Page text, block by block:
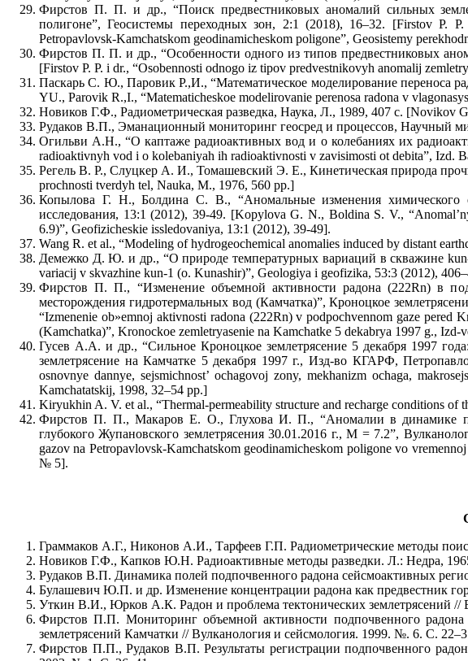
Фирстов П. П. и др., “Поиск предвестниковых аномалий сильных
полигоне”, Геосистемы переходных зон, 2:1 (2018), 16–32. [Firstov P.
Petropavlovsk-Kamchatskom geodinamicheskom poligone”, Geosistemy
Фирстов П. П. и др., “Особенности одного из типов предвестниковых
[Firstov P. P. i dr., “Osobennosti odnogo iz tipov predvestnikovyh anomalij
Паскарь С. Ю., Паровик Р.,И., “Математическое моделирование переноса
YU., Parovik R.,I., “Matematicheskoe modelirovanie perenosa radona v
Новиков Г.Ф., Радиометрическая разведка, Наука, Л., 1989, 407 с. [Novikov
Рудаков В.П., Эманационный мониторинг геосред и процессов, Научный
Огильви А.Н., “О каптаже радиоактивных вод и о колебаниях их
radioaktivnyh vod i o kolebaniyah ih radioaktivnosti v zavisimosti ot debita”, Izd.
Регель В. Р., Слуцкер А. И., Томашевский Э. Е., Кинетическая природа
prochnosti tverdyh tel, Nauka, M., 1976, 560 pp.]
Копылова Г. Н., Болдина С. В., “Аномальные изменения химического
исследования, 13:1 (2012), 39-49. [Kopylova G. N., Boldina S. V.,
6.9)”, Geofizicheskie issledovaniya, 13:1 (2012), 39-49].
Wang R. et al., “Modeling of hydrogeochemical anomalies induced by distant
Демежко Д. Ю. и др., “О природе температурных вариаций в скважине
variacij v skvazhine kun-1 (o. Kunashir)”, Geologiya i geofizika, 53:3 (2012),
Фирстов П. П., “Изменение объемной активности радона (222Rn) в
месторождения гидротермальных вод (Камчатка)”, Кроноцкое
“Izmenenie ob»emnoj aktivnosti radona (222Rn) v podpochvennom gaze pered
(Kamchatka)”, Kronockoe zemletryasenie na Kamchatke 5 dekabrya 1997 g.,
Гусев А.А. и др., “Сильное Кроноцкое землетрясение 5 декабря 1997
землетрясение на Камчатке 5 декабря 1997 г., Изд-во КГАРФ,
osnovnye dannye, sejsmichnost’ ochagovoj zony, mekhanizm ochaga,
Kamchatatskij, 1998, 32–54 pp.]
Kiryukhin A. V. et al., “Thermal-permeability structure and recharge conditions of
Фирстов П. П., Макаров Е. О., Глухова И. П., “Аномалии в динамике
глубокого Жупановского землетрясения 30.01.2016 г., M = 7.2”,
gazov na Petropavlovsk-Kamchatskom geodinamicheskom poligone vo
№ 5].
Граммаков А.Г., Никонов А.И., Тарфеев Г.П. Радиометрические методы
Новиков Г.Ф., Капков Ю.Н. Радиоактивные методы разведки. Л.: Недра,
Рудаков В.П. Динамика полей подпочвенного радона сейсмоактивных
Булашевич Ю.П. и др. Изменение концентрации радона как предвестник
Уткин В.И., Юрков А.К. Радон и проблема тектонических землетрясений //
Фирстов П.П. Мониторинг объемной активности подпочвенного
землетрясений Камчатки // Вулканология и сейсмология. 1999. №. 6. С.
Фирстов П.П., Рудаков В.П. Результаты регистрации подпочвенного